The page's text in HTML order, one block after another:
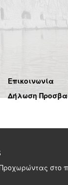
Επικοινωνία
Δήλωση
στο